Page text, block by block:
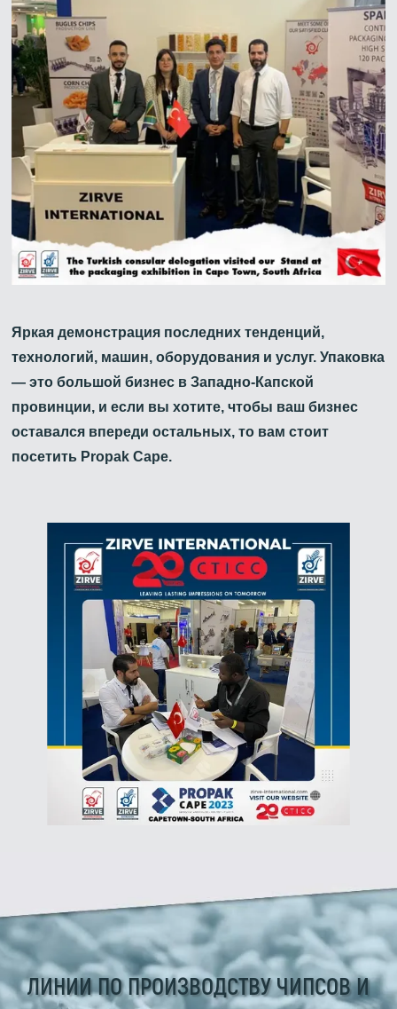
Яркая демонстрация последних тенденций,
технологий, машин, оборудования и услуг. Упаковка
— это большой бизнес в Западно-Капской
провинции, и если вы хотите, чтобы ваш бизнес
оставался впереди остальных, то вам стоит
посетить Propak Cape.
ЛИНИИ ПО ПРОИЗВОДСТВУ ЧИПСОВ И
Zirve Extrussion
Мы ответим как можно скорее